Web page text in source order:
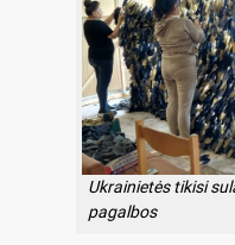
Ukrainietės tikisi
pagalbos